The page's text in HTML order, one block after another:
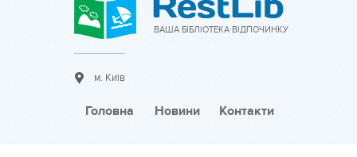
ВАША БІБЛІОТЕКА ВІДПОЧИНКУ
м. Київ
Головна Новини Контакти